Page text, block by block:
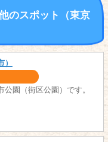
のスポット（東京
園（街区公園）です。